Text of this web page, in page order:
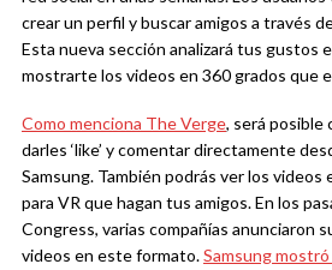
crear un perfil y buscar amigos a través
Esta nueva sección analizará tus gustos
mostrarte los videos en 360 grados que
Como menciona The Verge, será posible
darles ‘like’ y comentar directamente
Samsung. También podrás ver los videos
para VR que hagan tus amigos. En los
Congress, varias compañías anunciaron
videos en este formato.Samsung